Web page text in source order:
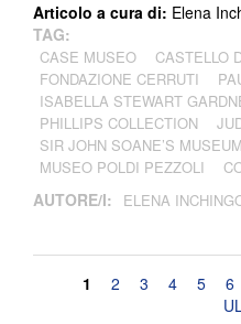
Articolo a cura di: Elena
TAG:
CASE MUSEO
CASTELLO
FONDAZIONE CERRUTI
ISABELLA STEWART
PHILLIPS COLLECTION
SIR JOHN SOANE’S MUSEUM
MUSEO POLDI PEZZOLI
AUTORE/I: ELENA
Pagine
1 2 3 4 5 6